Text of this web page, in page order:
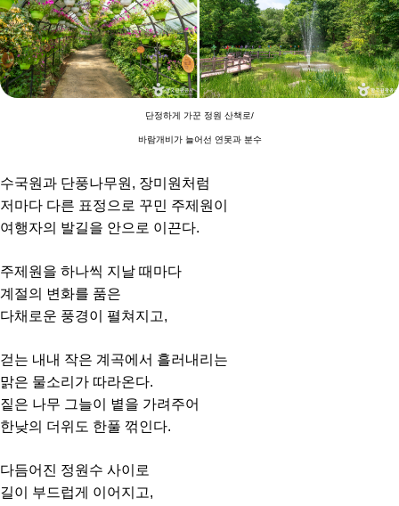
단정하게 가꾼 정원 산책로/
바람개비가 늘어선 연못과 분수
수국원과 단풍나무원, 장미원처럼
저마다 다른 표정으로 꾸민 주제원이
여행자의 발길을 안으로 이끈다.
주제원을 하나씩 지날 때마다
계절의 변화를 품은
다채로운 풍경이 펼쳐지고,
걷는 내내 작은 계곡에서 흘러내리는
맑은 물소리가 따라온다.
짙은 나무 그늘이 볕을 가려주어
한낮의 더위도 한풀 꺾인다.
다듬어진 정원수 사이로
길이 부드럽게 이어지고,